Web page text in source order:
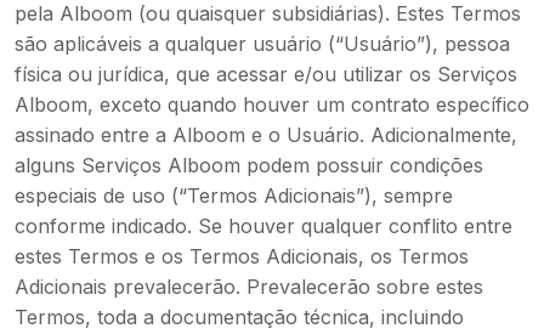
pela Alboom (ou quaisquer subsidiárias). Estes Termos
são aplicáveis a qualquer usuário (“Usuário”), pessoa
física ou jurídica, que acessar e/ou utilizar os Serviços
Alboom, exceto quando houver um contrato específico
assinado entre a Alboom e o Usuário. Adicionalmente,
alguns Serviços Alboom podem possuir condições
especiais de uso (“Termos Adicionais”), sempre
conforme indicado. Se houver qualquer conflito entre
estes Termos e os Termos Adicionais, os Termos
Adicionais prevalecerão. Prevalecerão sobre estes
Termos, toda a documentação técnica, incluindo